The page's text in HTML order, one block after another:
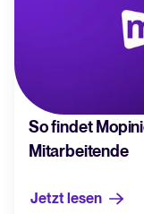
So findet
Mitarbeitende
Jetzt lesen